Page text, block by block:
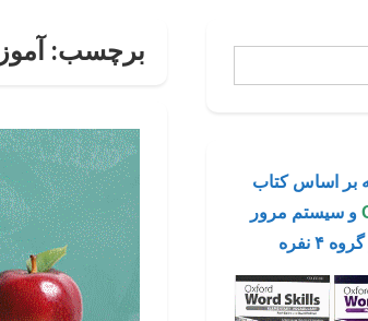
برچسب:
بر اساس کتاب
و سیستم مرور
۴ نفره